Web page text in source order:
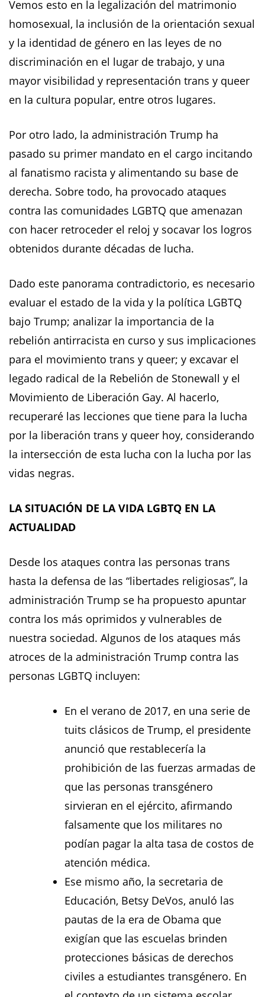
Vemos esto en la legalización del matrimonio
homosexual, la inclusión de la orientación sexual
y la identidad de género en las leyes de no
discriminación en el lugar de trabajo, y una
mayor visibilidad y representación trans y queer
en la cultura popular, entre otros lugares.
Por otro lado, la administración Trump ha
pasado su primer mandato en el cargo incitando
al fanatismo racista y alimentando su base de
derecha. Sobre todo, ha provocado ataques
contra las comunidades LGBTQ que amenazan
con hacer retroceder el reloj y socavar los logros
obtenidos durante décadas de lucha.
Dado este panorama contradictorio, es necesario
evaluar el estado de la vida y la política LGBTQ
bajo Trump; analizar la importancia de la
rebelión antirracista en curso y sus implicaciones
para el movimiento trans y queer; y excavar el
legado radical de la Rebelión de Stonewall y el
Movimiento de Liberación Gay. Al hacerlo,
recuperaré las lecciones que tiene para la lucha
por la liberación trans y queer hoy, considerando
la intersección de esta lucha con la lucha por las
vidas negras.
LA SITUACIÓN DE LA VIDA LGBTQ EN LA
ACTUALIDAD
Desde los ataques contra las personas trans
hasta la defensa de las “libertades religiosas”, la
administración Trump se ha propuesto apuntar
contra los más oprimidos y vulnerables de
nuestra sociedad. Algunos de los ataques más
atroces de la administración Trump contra las
personas LGBTQ incluyen:
En el verano de 2017, en una serie de
tuits clásicos de Trump, el presidente
anunció que restablecería la
prohibición de las fuerzas armadas de
que las personas transgénero
sirvieran en el ejército, afirmando
falsamente que los militares no
podían pagar la alta tasa de costos de
atención médica.
Ese mismo año, la secretaria de
Educación, Betsy DeVos, anuló las
pautas de la era de Obama que
exigían que las escuelas brinden
protecciones básicas de derechos
civiles a estudiantes transgénero. En